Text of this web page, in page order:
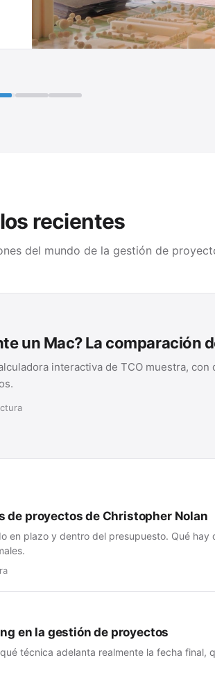
recientes
del mundo de la gestión de
un Mac? La comparación
interactiva de TCO muestra,
de proyectos de Christopher Nolan
en plazo y dentro del presupuesto. Qué
en la gestión de proyectos
técnica adelanta realmente la fecha final,